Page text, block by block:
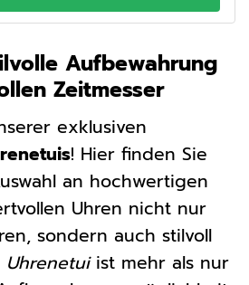
Aufbewahrung
Zeitmesser
exklusiven
! Hier finden Sie
an hochwertigen
Uhren nicht nur
sondern auch stilvoll
Uhrenetuiist mehr als nur